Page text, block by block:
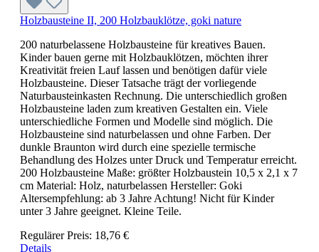
Holzbausteine II, 200 Holzbauklötze, goki nature
200 naturbelassene Holzbausteine für kreatives Bauen.
Kinder bauen gerne mit Holzbauklötzen, möchten ihrer
Kreativität freien Lauf lassen und benötigen dafür viele
Holzbausteine. Dieser Tatsache trägt der vorliegende
Naturbausteinkasten Rechnung. Die unterschiedlich großen
Holzbausteine laden zum kreativen Gestalten ein. Viele
unterschiedliche Formen und Modelle sind möglich. Die
Holzbausteine sind naturbelassen und ohne Farben. Der
dunkle Braunton wird durch eine spezielle termische
Behandlung des Holzes unter Druck und Temperatur erreicht.
200 Holzbausteine Maße: größter Holzbaustein 10,5 x 2,1 x 7
cm Material: Holz, naturbelassen Hersteller: Goki
Altersempfehlung: ab 3 Jahre Achtung! Nicht für Kinder
unter 3 Jahre geeignet. Kleine Teile.
Regulärer Preis: 18,76 €
Details